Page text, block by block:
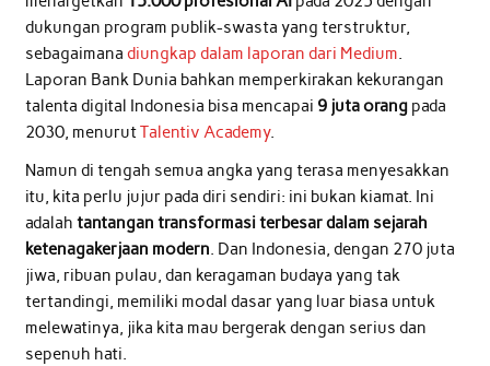
dukungan program publik-swasta yang terstruktur,
sebagaimana diungkap dalam laporan dari Medium.
Laporan Bank Dunia bahkan memperkirakan kekurangan
talenta digital Indonesia bisa mencapai 9 juta orangpada
2030, menurutTalentiv Academy.
Namun di tengah semua angka yang terasa menyesakkan
itu, kita perlu jujur pada diri sendiri: ini bukan kiamat. Ini
adalah tantangan transformasi terbesar dalam sejarah
ketenagakerjaan modern. Dan Indonesia, dengan 270 juta
jiwa, ribuan pulau, dan keragaman budaya yang tak
tertandingi, memiliki modal dasar yang luar biasa untuk
melewatinya, jika kita mau bergerak dengan serius dan
sepenuh hati.